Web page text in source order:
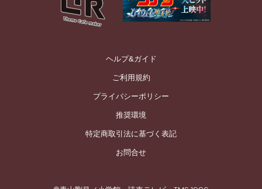
ヘルプ&ガイド
ご利用規約
プライバシーポリシー
推奨環境
特定商取引法に基づく表記
お問合せ